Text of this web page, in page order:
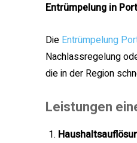
Entrümpelung in
Die Entrümpelung
Nachlassregelung
die in der Region
Leistungen